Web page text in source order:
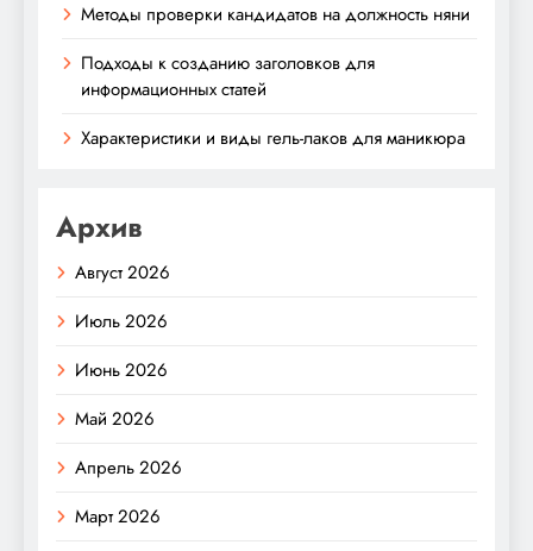
Методы проверки кандидатов на должность няни
Подходы к созданию заголовков для
информационных статей
Характеристики и виды гель-лаков для маникюра
Архив
Август 2026
Июль 2026
Июнь 2026
Май 2026
Апрель 2026
Март 2026